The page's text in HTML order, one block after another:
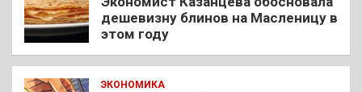
дешевизну блинов на Масленицу в
этом году
ЭКОНОМИКА